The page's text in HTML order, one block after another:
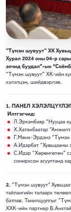
"Түмэн шувуут" ХК
Хурал 2024 оны 04-р
зочид буудал”-ын
“Түмэн шувуут” ХК-ийн
хэлэлцэн, шийдвэрлэв.
1. ПАНЕЛ
Илтгэгчид:
Л.Эрхэмбаяр “Нууцаа
Х.Хатанбаатар
Г.Мөнх-Эрдэнэ “Түмэн
А.Идэрбат “Хувьцааны
С.Идэр “Хөрөнгөтөн”
сонирхсон асуултанд
2. “Түмэн шувуут”
тайлангийн талаарх
батлав. Танилцуулгыг
ХХК-ийн партнер